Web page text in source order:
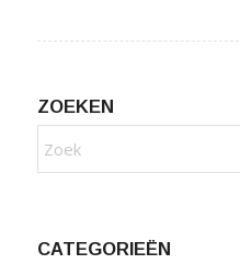
ZOEKEN
CATEGORIEËN